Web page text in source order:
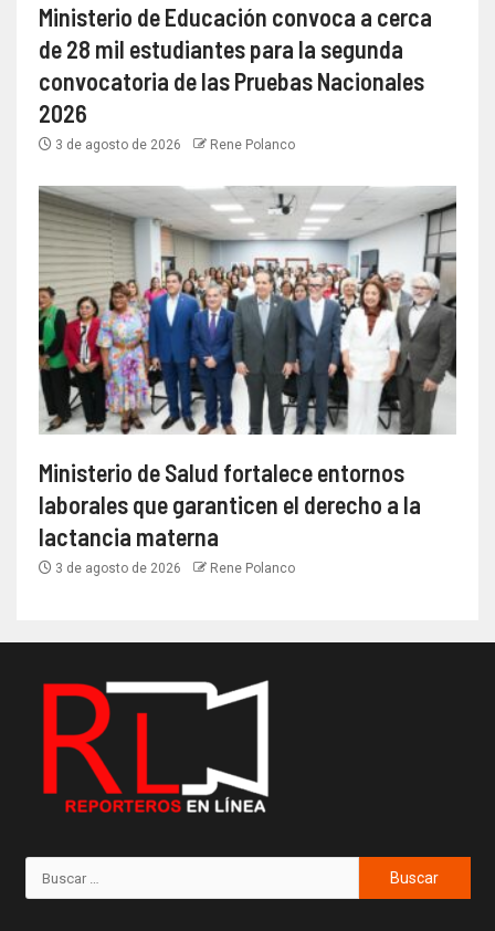
Ministerio de Educación convoca a cerca
de 28 mil estudiantes para la segunda
convocatoria de las Pruebas Nacionales
2026
3 de agosto de 2026 Rene Polanco
Ministerio de Salud fortalece entornos
laborales que garanticen el derecho a la
lactancia materna
3 de agosto de 2026 Rene Polanco